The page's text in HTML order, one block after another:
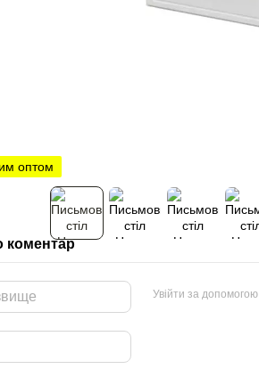
оптом
коментар
Увійти за допомогою